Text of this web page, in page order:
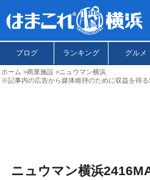
ブログ ランキング グルメ
ホーム 商業施設
ニュウマン横浜
※記事内の広告から媒体維持のために収益を得る
ニュウマン横浜